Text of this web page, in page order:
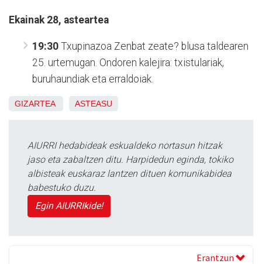
Ekainak 28, asteartea
19:30 Txupinazoa Zenbat zeate? blusa taldearen
25. urtemugan. Ondoren kalejira: txistulariak,
buruhaundiak eta erraldoiak.
GIZARTEA ASTEASU
AIURRI hedabideak eskualdeko nortasun hitzak
jaso eta zabaltzen ditu. Harpidedun eginda, tokiko
albisteak euskaraz lantzen dituen komunikabidea
babestuko duzu.
Egin AIURRIkide!
Erantzun